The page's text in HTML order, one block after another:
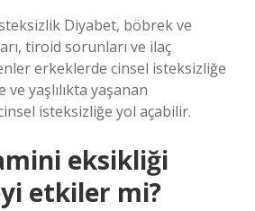
Diyabet, böbrek ve
tiroid sorunları ve ilaç
erkeklerde cinsel isteksizliğe
yaşlılıkta yaşanan
isteksizliğe yol açabilir.
eksikliği
etkiler mi?